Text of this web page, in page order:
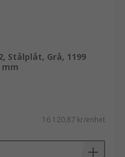
Stålplåt, Grå, 1199
mm
16 120,87 kr/enhet